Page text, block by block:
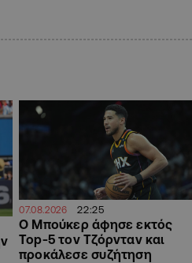
07.08.2026 22:25
Ο Μπούκερ άφησε εκτός
Top-5 τον Τζόρνταν και
προκάλεσε συζήτηση